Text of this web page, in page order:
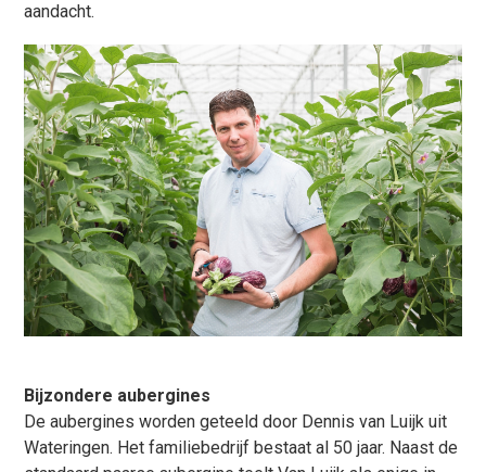
aandacht.
Bijzondere aubergines
De aubergines worden geteeld door Dennis van Luijk uit
Wateringen. Het familiebedrijf bestaat al 50 jaar. Naast de